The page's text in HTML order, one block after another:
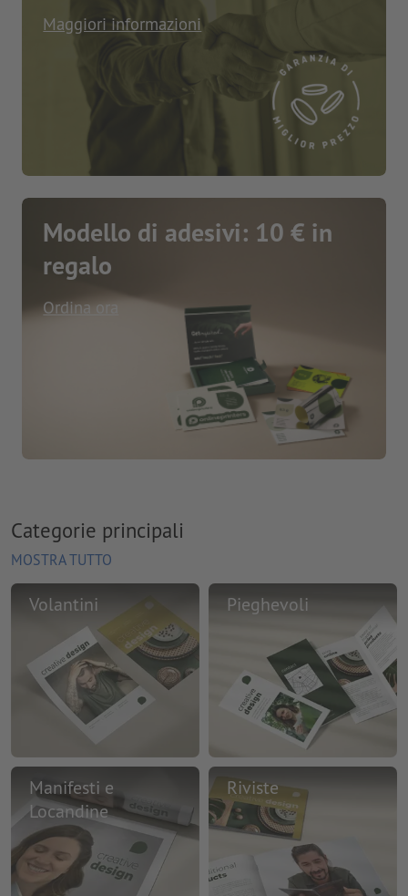
Maggiori informazioni
Modello di adesivi: 10 € in
regalo
Ordina ora
Categorie principali
MOSTRA TUTTO
Volantini Pieghevoli
Manifesti e
Locandine
Riviste